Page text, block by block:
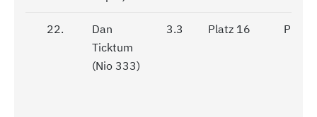
22.
Dan
Ticktum
(Nio 333)
3.3 Platz 16 Platz
22.